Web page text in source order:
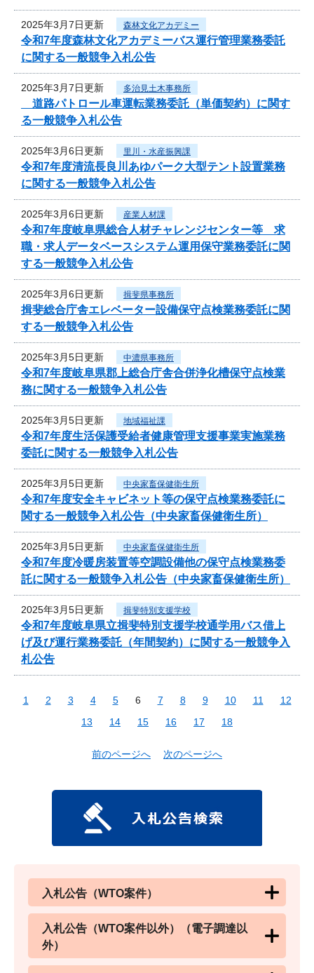
2025年3月7日更新 森林文化アカデミー
令和7年度森林文化アカデミーバス運行管理業務委託
に関する一般競争入札公告
2025年3月7日更新 多治見土木事務所
道路パトロール車運転業務委託（単価契約）に関す
る一般競争入札公告
2025年3月6日更新 里川・水産振興課
令和7年度清流長良川あゆパーク大型テント設置業務
に関する一般競争入札公告
2025年3月6日更新 産業人材課
令和7年度岐阜県総合人材チャレンジセンター等 求
職・求人データベースシステム運用保守業務委託に関
する一般競争入札公告
2025年3月6日更新 揖斐県事務所
揖斐総合庁舎エレベーター設備保守点検業務委託に関
する一般競争入札公告
2025年3月5日更新 中濃県事務所
令和7年度岐阜県郡上総合庁舎合併浄化槽保守点検業
務に関する一般競争入札公告
2025年3月5日更新 地域福祉課
令和7年度生活保護受給者健康管理支援事業実施業務
委託に関する一般競争入札公告
2025年3月5日更新 中央家畜保健衛生所
令和7年度安全キャビネット等の保守点検業務委託に
関する一般競争入札公告（中央家畜保健衛生所）
2025年3月5日更新 中央家畜保健衛生所
令和7年度冷暖房装置等空調設備他の保守点検業務委
託に関する一般競争入札公告（中央家畜保健衛生所）
2025年3月5日更新 揖斐特別支援学校
令和7年度岐阜県立揖斐特別支援学校通学用バス借上
げ及び運行業務委託（年間契約）に関する一般競争入
札公告
1 2 3 4 5 6 7 8 9 10 11
12
13
14 15 16 17 18
前のページへ 次のページへ
入札公告（WTO案件）
入札公告（WTO案件以外）（電子調達以
外）